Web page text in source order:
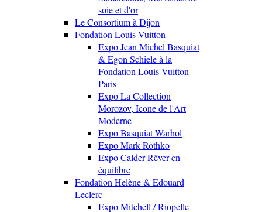
soie et d'or
Le Consortium à Dijon
Fondation Louis Vuitton
Expo Jean Michel Basquiat
& Egon Schiele à la
Fondation Louis Vuitton
Paris
Expo La Collection
Morozov, Icone de l'Art
Moderne
Expo Basquiat Warhol
Expo Mark Rothko
Expo Calder Rêver en
équilibre
Fondation Helène & Edouard
Leclerc
Expo Mitchell / Riopelle